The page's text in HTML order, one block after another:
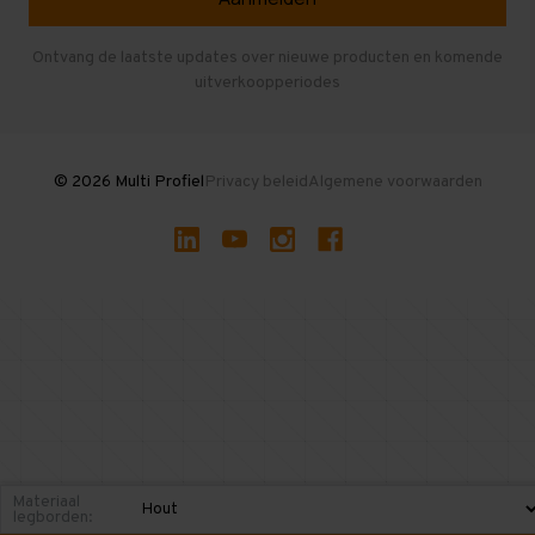
Gebruikte entresolvloeren
Ontvang de laatste updates over nieuwe producten en komende
uitverkoopperiodes
© 2026 Multi ProfielPrivacy beleidAlgemene voorwaarden
Materiaal
legborden: